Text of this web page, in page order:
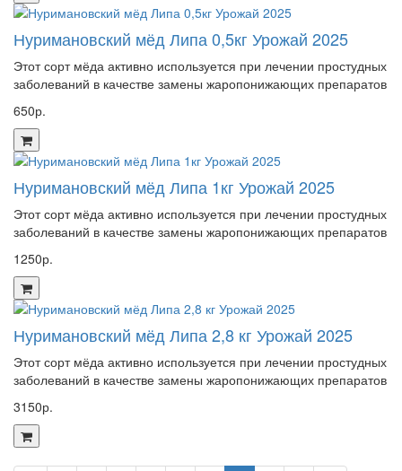
Нуримановский мёд Липа 0,5кг Урожай 2025
Этот сорт мёда активно используется при лечении простудных
заболеваний в качестве замены жаропонижающих препаратов
650р.
Нуримановский мёд Липа 1кг Урожай 2025
Этот сорт мёда активно используется при лечении простудных
заболеваний в качестве замены жаропонижающих препаратов
1250р.
Нуримановский мёд Липа 2,8 кг Урожай 2025
Этот сорт мёда активно используется при лечении простудных
заболеваний в качестве замены жаропонижающих препаратов
3150р.